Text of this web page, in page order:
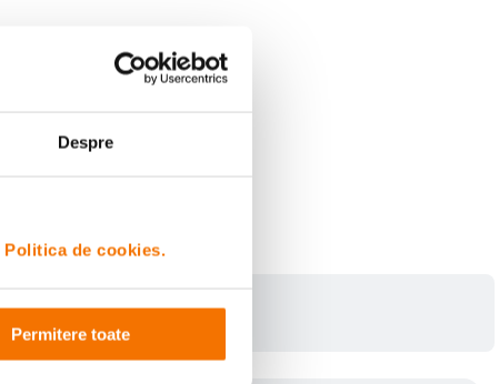
Despre
Politica de cookies.
Permitere toate